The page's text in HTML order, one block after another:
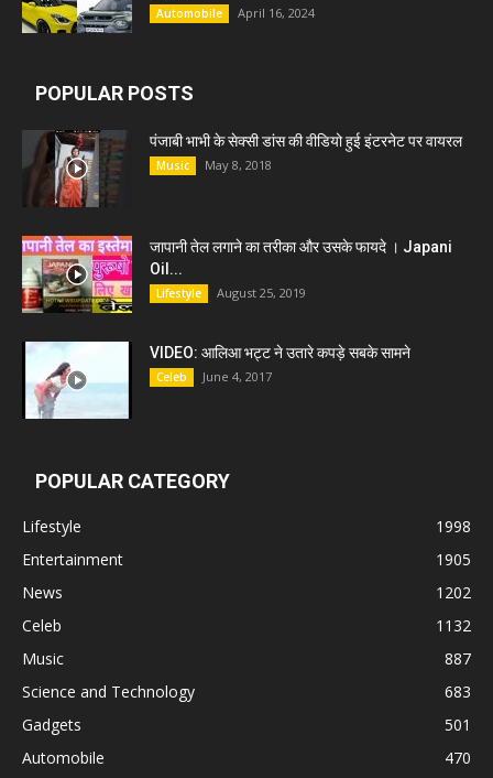
Automobile April 16, 2024
POPULAR POSTS
पंजाबी भाभी के सेक्सी डांस की वीडियो हुई इंटरनेट पर वायरल
Music May 8, 2018
जापानी तेल लगाने का तरीका और उसके फायदे । Japani
Oil...
Lifestyle August 25, 2019
VIDEO: आलिआ भट्ट ने उतारे कपड़े सबके सामने
Celeb June 4, 2017
POPULAR CATEGORY
Lifestyle
1998
Entertainment
1905
News
1202
Celeb
1132
Music
887
Science and Technology
683
Gadgets
501
Automobile
470